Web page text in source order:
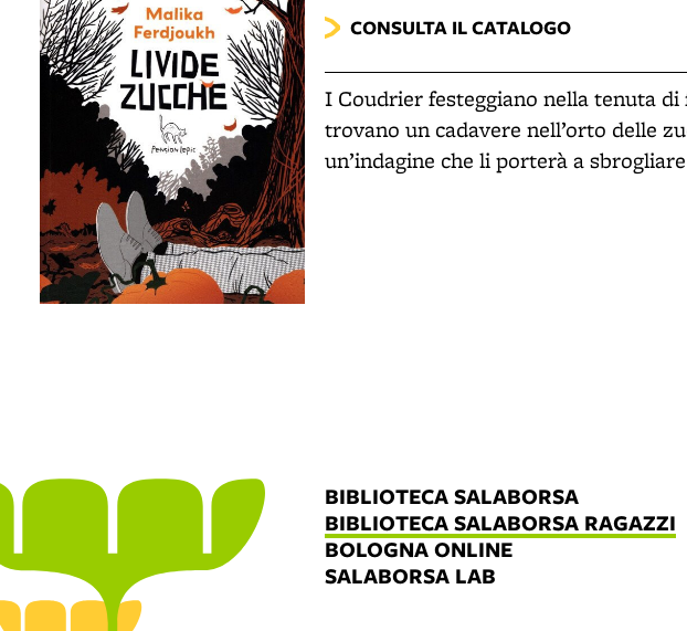
CONSULTA IL CATALOGO
I Coudrier festeggiano nella tenuta
trovano un cadavere nell’orto delle
un’indagine che li porterà a
BIBLIOTECA SALABORSA
BIBLIOTECA SALABORSA RAGAZZI
BOLOGNA ONLINE
SALABORSA LAB